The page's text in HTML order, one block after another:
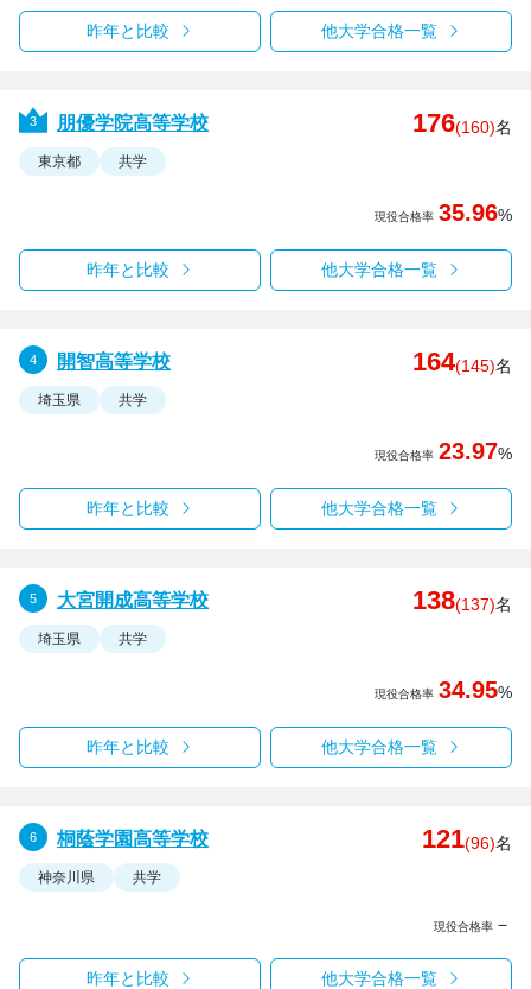
昨年と比較 他大学合格一覧
朋優学院高等学校 176(160)名
東京都 共学
現役合格率 35.96%
昨年と比較 他大学合格一覧
開智高等学校 164(145)名
埼玉県 共学
現役合格率 23.97%
昨年と比較 他大学合格一覧
大宮開成高等学校 138(137)名
埼玉県 共学
現役合格率 34.95%
昨年と比較 他大学合格一覧
桐蔭学園高等学校 121(96)名
神奈川県 共学
現役合格率 －
昨年と比較 他大学合格一覧